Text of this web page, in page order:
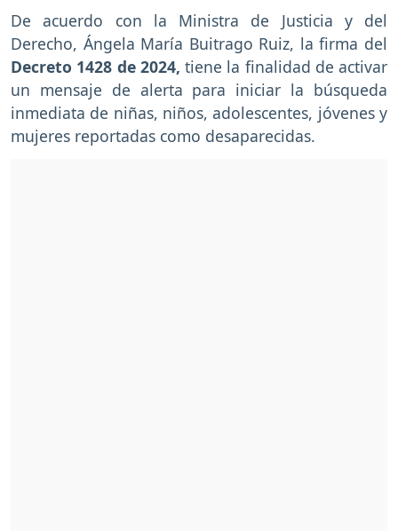
De acuerdo con la Ministra de Justicia y del
Derecho, Ángela María Buitrago Ruiz, la firma del
Decreto 1428 de 2024, tiene la finalidad de activar
un mensaje de alerta para iniciar la búsqueda
inmediata de niñas, niños, adolescentes, jóvenes y
mujeres reportadas como desaparecidas.